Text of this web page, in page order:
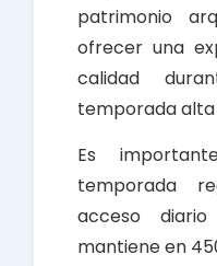
patrimonio
ofrecer una
calidad
temporada alta
Es
temporada
acceso
mantiene en